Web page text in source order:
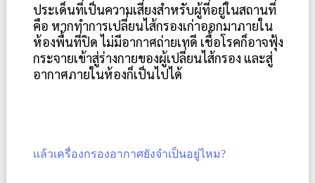
ประเด็นที่เป็นความเสี่ยงสำหรับผู้ที่อยู่ในสถานที่
คือ หากทำการเปลี่ยนไส้กรองเก่าออกมาภายใน
ห้องพื้นที่ปิด ไม่มีอากาศถ่ายเทดี เชื้อโรคก็อาจฟุ้ง
กระจายเข้าสู่ร่างกายของผู้เปลี่ยนไส้กรอง และสู่
อากาศภายในห้องก็เป็นไปได้
แล้วเครื่องกรองอากาศยังจำเป็นอยู่ไหม?